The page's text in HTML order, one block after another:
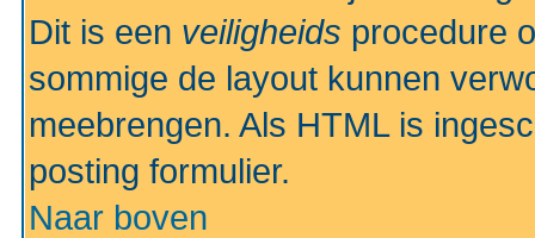
Dit is een veiligheids procedure
sommige de layout kunnen
meebrengen. Als HTML is
posting formulier.
Naar boven